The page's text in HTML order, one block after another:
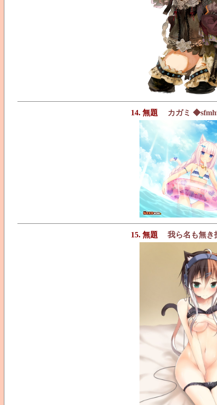
14. 無題 カガミ
15. 無題 我ら名も無き